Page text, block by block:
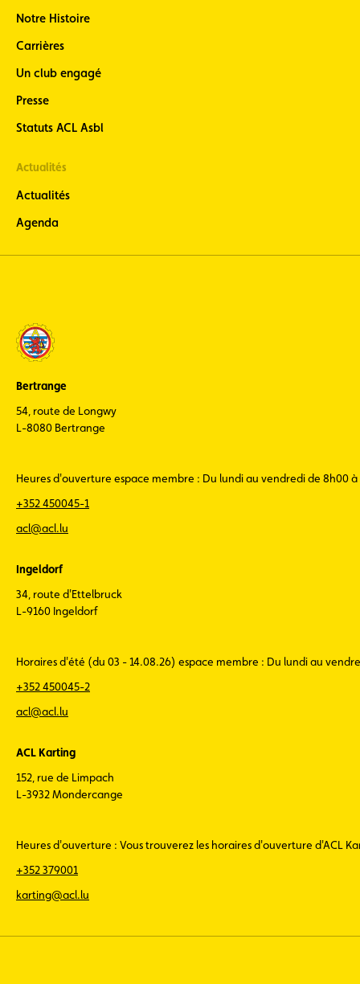
Notre Histoire
Carrières
Un club engagé
Presse
Statuts ACL Asbl
Actualités
Actualités
Agenda
Bertrange
54, route de Longwy
L-8080 Bertrange
Heures d'ouverture espace membre : Du lundi au vendredi de 8h00 à
+352 450045-1
acl@acl.lu
Ingeldorf
34, route d'Ettelbruck
L-9160 Ingeldorf
Horaires d'été (du 03 - 14.08.26) espace membre : Du lundi au
+352 450045-2
acl@acl.lu
ACL Karting
152, rue de Limpach
L-3932 Mondercange
Heures d'ouverture : Vous trouverez les horaires d'ouverture d'ACL
+352 379001
karting@acl.lu